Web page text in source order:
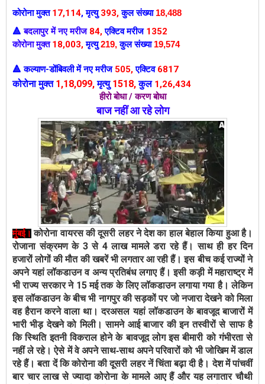
कोरोना मुक्त17,114,मृत्यु393, कुल संख्या18,488
🔺 बदलापुर में नए मरीज 84,एक्टिव मरीज1352
कोरोना मुक्त18,003,मृत्यु219,कुल संख्या19,574
🔺कल्याण-डोंबिवली मेंनए मरीज 505, एक्टिव6817
कोरोना मुक्त 1,18,099,मृत्यु 1518,कुल 1,26,434
हीरो बोधा / करण बोधा
बाज नहीं आ रहे लोग
मुंबई । कोरोना वायरस की दूसरी लहर ने देश का हाल बेहाल किया हुआ है।
रोजाना संक्रमण के 3 से 4 लाख मामले डरा रहे हैं। साथ ही हर दिन
हजारों लोगों की मौत की खबरें भी लगतार आ रही हैं। इस बीच कई राज्यों ने
अपने यहां लॉकडाउन व अन्य प्रतिबंध लगाए हैं। इसी कड़ी में महाराष्ट्र में
भी राज्य सरकार ने 15 मई तक के लिए लॉकडाउन लगाया गया है। लेकिन
इस लॉकडाउन के बीच भी नागपुर की सड़कों पर जो नजारा देखने को मिला
वह हैरान करने वाला था। दरअसल यहां लॉकडाउन के बावजूद बाजारों में
भारी भीड़ देखने को मिली।सामने आई बाजार की इन तस्वीरों से साफ है
कि स्थिति इतनी विकराल होने के बावजूद लोग इस बीमारी को गंभीरता से
नहीं ले रहे। ऐसे में वे अपने साथ-साथ अपने परिवारों को भी जोखिम में डाल
रहे हैं।बता दें कि कोरोना की दूसरी लहर नें चिंता बढ़ा दी है। देश में पांचवीं
बार चार लाख से ज्यादा कोरोना के मामले आए हैं और यह लगातार चौथी